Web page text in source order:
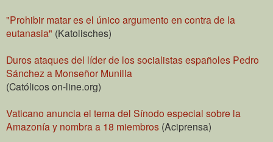
"Prohibir matar es el único argumento en contra de la
eutanasia" (Katolisches)
Duros ataques del líder de los socialistas españoles Pedro
Sánchez a Monseñor Munilla
(Católicos on-line.org)
Vaticano anuncia el tema del Sínodo especial sobre la
Amazonía y nombra a 18 miembros (Aciprensa)